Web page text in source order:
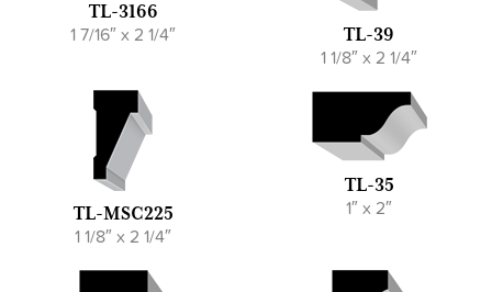
TL-3166
1 7/16″ x 2 1/4″ TL-39
1 1/8″ x 2 1/4″
TL-MSC225
1 1/8″ x 2 1/4″
TL-35
1″ x 2″